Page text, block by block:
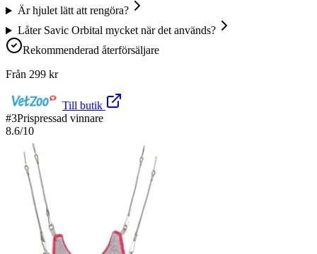
Är hjulet lätt att rengöra?
Låter Savic Orbital mycket när det används?
Rekommenderad återförsäljare
Från 299 kr
Till butik
#3Prispressad vinnare
8.6/10